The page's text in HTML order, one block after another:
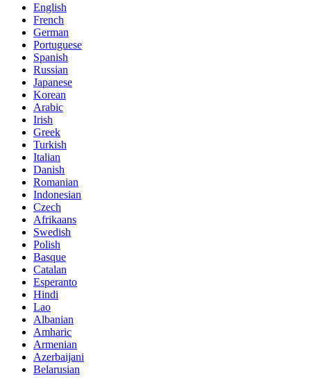
English
French
German
Portuguese
Spanish
Russian
Japanese
Korean
Arabic
Irish
Greek
Turkish
Italian
Danish
Romanian
Indonesian
Czech
Afrikaans
Swedish
Polish
Basque
Catalan
Esperanto
Hindi
Lao
Albanian
Amharic
Armenian
Azerbaijani
Belarusian